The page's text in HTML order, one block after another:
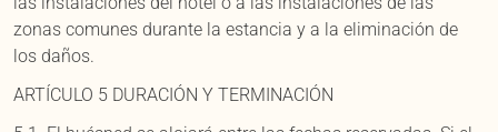
zonas comunes durante la estancia y a la eliminación de
los daños.
ARTÍCULO 5 DURACIÓN Y TERMINACIÓN